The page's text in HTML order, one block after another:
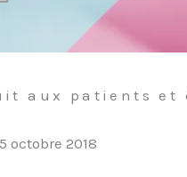
aux patients et
octobre 2018